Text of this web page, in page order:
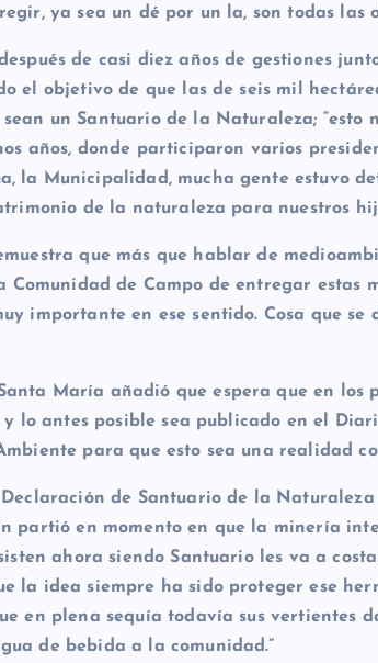
ya sea un dé por un la, son todas las
de casi diez años de gestiones
el objetivo de que las de seis mil
un Santuario de la Naturaleza; “esto
años, donde participaron varios
la Municipalidad, mucha gente estuvo
de la naturaleza para nuestros
que más que hablar de
Comunidad de Campo de entregar estas
importante en ese sentido. Cosa que se
María añadió que espera que en los
lo antes posible sea publicado en el
para que esto sea una realidad
de Santuario de la
partió en momento en que la minería
ahora siendo Santuario les va a
la idea siempre ha sido proteger ese
en plena sequía todavía sus vertientes
de bebida a la comunidad.”